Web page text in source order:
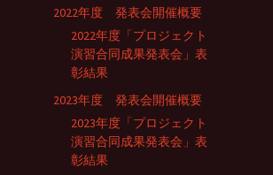
2022年度 発表会開催概要
2022年度「プロジェクト
演習合同成果発表会」表
彰結果
2023年度 発表会開催概要
2023年度「プロジェクト
演習合同成果発表会」表
彰結果